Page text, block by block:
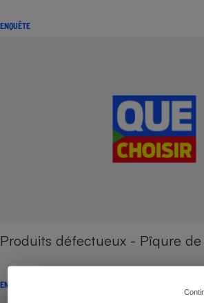
ENQUÊTE
Produits défectueux - Pîqure de
ENQUÊTE